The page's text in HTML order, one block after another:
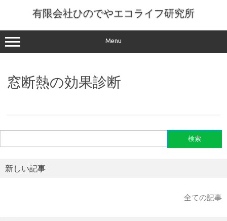
へ
ス
有限会社ひのでやエコライフ研究所
Menu
窓断熱の効果診断
索:
新しい記事
全ての記事